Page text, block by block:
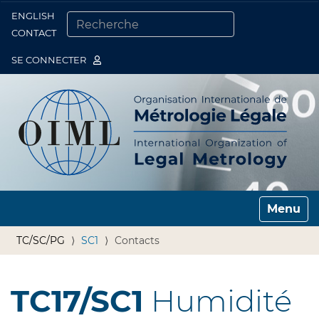
ENGLISH
CONTACT
SE CONNECTER
Toggle
TC/SC/PG SC1 Contacts
TC17/SC1 Humidité